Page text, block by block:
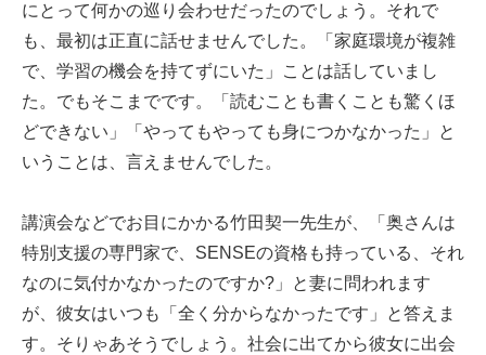
にとって何かの巡り会わせだったのでしょう。それで
も、最初は正直に話せませんでした。「家庭環境が複雑
で、学習の機会を持てずにいた」ことは話していまし
た。でもそこまでです。「読むことも書くことも驚くほ
どできない」「やってもやっても身につかなかった」と
いうことは、言えませんでした。
講演会などでお目にかかる竹田契一先生が、「奥さんは
特別支援の専門家で、SENSEの資格も持っている、それ
なのに気付かなかったのですか?」と妻に問われます
が、彼女はいつも「全く分からなかったです」と答えま
す。そりゃあそうでしょう。社会に出てから彼女に出会